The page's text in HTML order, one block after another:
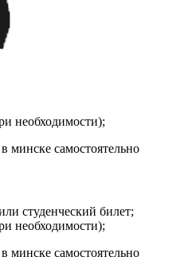
необходимости);
студенческий билет;
необходимости);